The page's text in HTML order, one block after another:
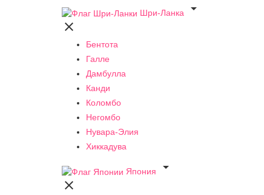
Шри-Ланка


Бентота
Галле
Дамбулла
Канди
Коломбо
Негомбо
Нувара-Элия
Хиккадува
Япония

